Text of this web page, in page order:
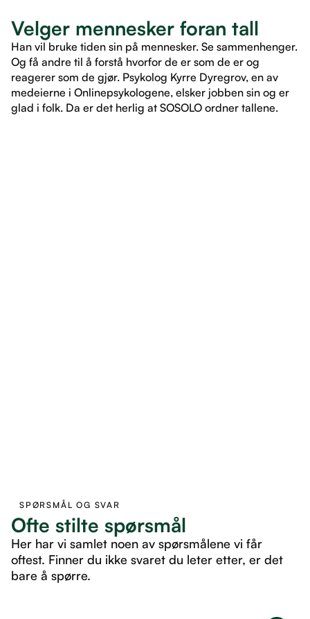
Velger mennesker foran tall
Han vil bruke tiden sin på mennesker. Se sammenhenger.
Og få andre til å forstå hvorfor de er som de er og
reagerer som de gjør. Psykolog Kyrre Dyregrov, en av
medeierne i Onlinepsykologene, elsker jobben sin og er
glad i folk. Da er det herlig at SOSOLO ordner tallene.
SPØRSMÅL OG SVAR
Ofte stilte spørsmål
Her har vi samlet noen av spørsmålene vi får
oftest. Finner du ikke svaret du leter etter, er det
bare å spørre.